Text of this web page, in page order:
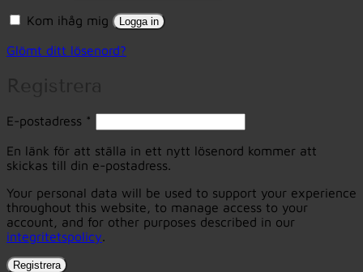
Kom ihåg mig Logga in
Glömt ditt lösenord?
E-postadress *
En länk för att ställa in ett nytt lösenord kommer att
skickas till din e-postadress.
Your personal data will be used to support your experience
throughout this website, to manage access to your
account, and for other purposes described in our
integritetspolicy.
Registrera